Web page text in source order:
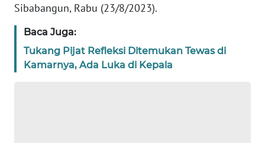
Sibabangun, Rabu (23/8/2023).
Baca Juga:
Tukang Pijat Refleksi Ditemukan Tewas di
Kamarnya, Ada Luka di Kepala
WN
SUMUT
WN
JAKARTA